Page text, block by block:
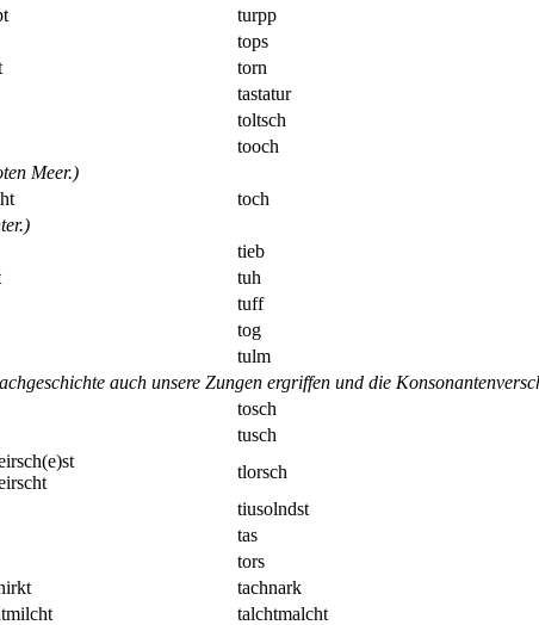
turpp
tops
torn
tastatur
toltsch
tooch
Meer.)
toch
tieb
tuh
tuff
tog
tulm
auch unsere Zungen ergriffen und die
tosch
tusch
tlorsch
tiusolndst
tas
tors
tachnark
talchtmalcht